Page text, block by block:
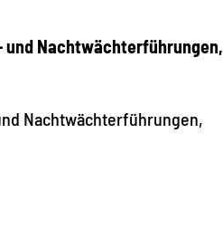
und Nachtwächterführungen,
Nachtwächterführungen,